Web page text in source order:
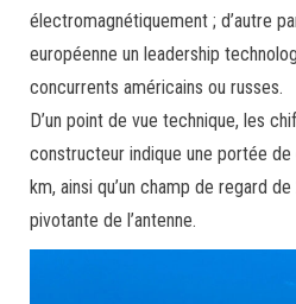
électromagnétiquement ; d’autre
européenne un leadership
concurrents américains ou russes.
D’un point de vue technique, les
constructeur indique une portée
km, ainsi qu’un champ de regard
pivotante de l’antenne.